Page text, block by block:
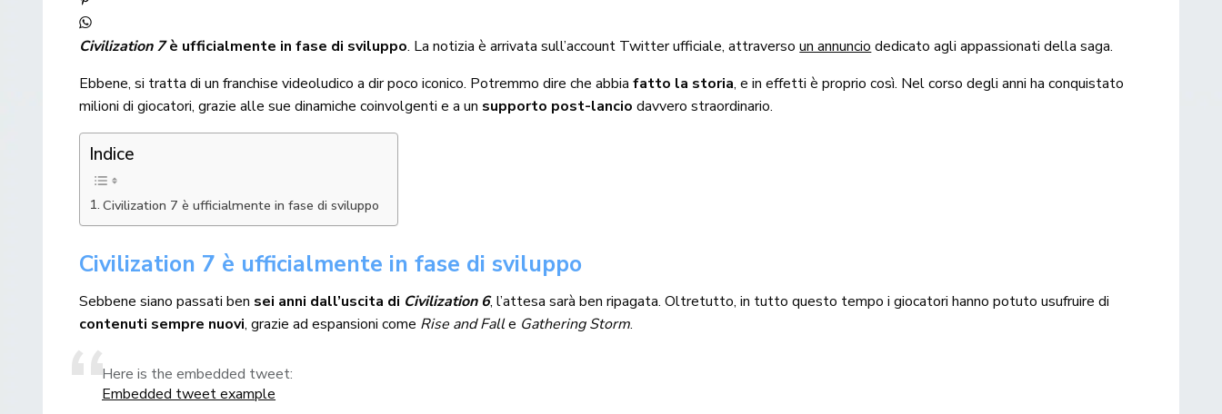
Civilization 7è ufficialmente in fase di sviluppo. La notizia è arrivata sull’account Twitter ufficiale, attraversoun annuncio dedicato agli appassionati della saga.
Ebbene, si tratta di un franchise videoludico a dir poco iconico. Potremmo dire che abbiafatto la storia, e in effetti è proprio così. Nel corso degli anni ha conquistato
milioni di giocatori, grazie alle sue dinamiche coinvolgenti e a un supporto post-lancio davvero straordinario.
Indice
Civilization 7 è ufficialmente in fase di sviluppo
Civilization 7 è ufficialmente in fase di sviluppo
Sebbene siano passati ben sei anni dall’uscita di Civilization 6, l’attesa sarà ben ripagata. Oltretutto, in tutto questo tempo i giocatori hanno potuto usufruire di
contenuti sempre nuovi, grazie ad espansioni come Rise and Falle Gathering Storm.
Here is the embedded tweet:
Embedded tweet example